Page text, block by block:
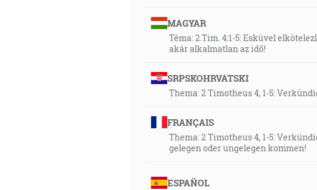
MAGYAR
Téma: 2.Tim. 4:1-5: Esküvel
akár alkalmatlan az idő!
SRPSKOHRVATSKI
Thema: 2 Timotheus 4, 1-5:
FRANÇAIS
Thema: 2 Timotheus 4, 1-5:
gelegen oder ungelegen kommen!
ESPAÑOL